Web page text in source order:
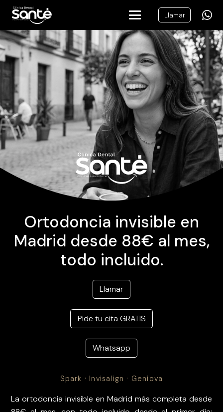
Llamar
Ortodoncia invisible en
Madrid desde 88€ al mes,
todo incluido.
Llamar
Pide tu cita GRATIS
Whatsapp
Spark · Invisalign · Geniova
La ortodoncia invisible en Madrid más completa desde